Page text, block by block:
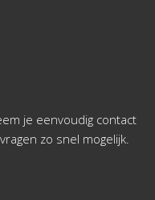
je eenvoudig contact
zo snel mogelijk.